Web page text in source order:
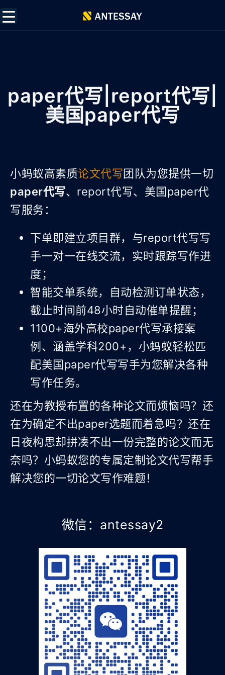
paper代写|report代写|
美国paper代写
小蚂蚁高素质论文代写团队为您提供一切
paper代写、report代写、美国paper代
写服务：
下单即建立项目群，与report代写写
手一对一在线交流，实时跟踪写作进
度；
智能交单系统，自动检测订单状态，
截止时间前48小时自动催单提醒；
1100+海外高校paper代写承接案
例、涵盖学科200+，小蚂蚁轻松匹
配美国paper代写写手为您解决各种
写作任务。
还在为教授布置的各种论文而烦恼吗？还
在为确定不出paper选题而着急吗？还在
日夜构思却拼凑不出一份完整的论文而无
奈吗？小蚂蚁您的专属定制论文代写帮手
解决您的一切论文写作难题！
微信：antessay2